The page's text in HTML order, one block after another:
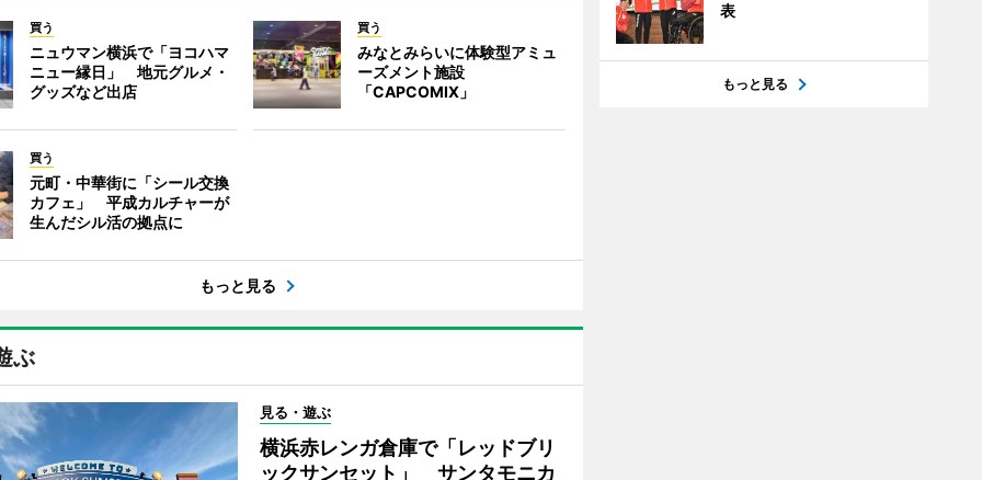
買う
ニュウマン横浜で「ヨコハマ
ニュー縁日」 地元グルメ・
グッズなど出店
買う
みなとみらいに体験型アミュ
ーズメント施設
「CAPCOMIX」
買う
元町・中華街に「シール交換
カフェ」 平成カルチャーが
生んだシル活の拠点に
もっと見る
ぶ
見る・遊ぶ
横浜赤レンガ倉庫で「レッドブリ
ックサンセット」 サンタモニカ
表
もっと見る